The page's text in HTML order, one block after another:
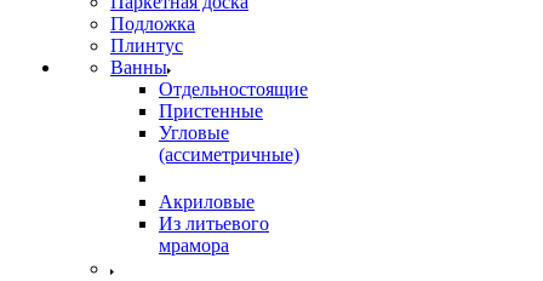
Подложка
Плинтус
Ванны
Отдельностоящие
Пристенные
Угловые
(ассиметричные)
Акриловые
Из литьевого
мрамора